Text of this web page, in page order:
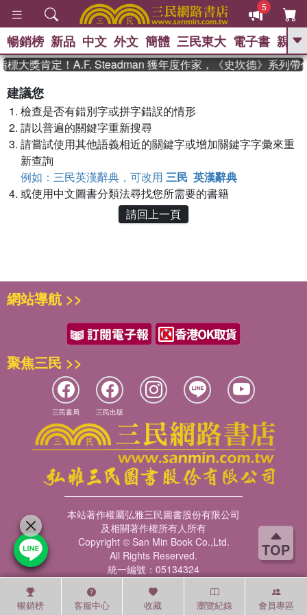
TOP
5
GO
史是一群喵 、
獎 臺灣漫遊錄
登輝時代 、 數學女孩：黎曼猜想 、
暢銷榜 新品 中文 外文 簡體 三民東大 電子書 親子
大獎肯定！A.F. Steadman 獲年度作家，《史坎德》系列帶
建議您
檢查是否有錯別字或拼字錯誤的情形
請以普遍的關鍵字重新搜尋
請嘗試使用其他語義相近的關鍵字或增加關鍵字字彙來重
新查詢
例如：三民英漢辭典，可改用 三民 英漢辭典
或使用中文圖書分類法尋找您所需要的書籍
請回上一頁
暢銷榜 客服中心 收藏 瀏覽紀錄 會員專區
網站導航 >>
聚焦三民 >>
三民書局 三民出版
本站著作權屬弘雅三民圖書股份有限公司
及相關著作權所有人所有
Copyright © San Min Book Co.,Ltd.
All Rights Reserved.
統一編號：05134324